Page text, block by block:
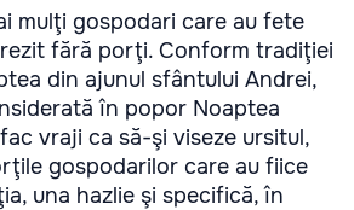
mulţi gospodari care au fete
fără porţi. Conform tradiţiei
din ajunul sfântului Andrei,
în popor Noaptea
vraji ca să-şi viseze ursitul,
gospodarilor care au fiice
una hazlie şi specifică, în